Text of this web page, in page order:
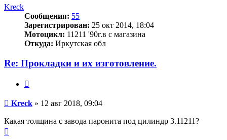
началу
Kreck
Сообщения: 55
Зарегистрирован: 25 окт 2014, 18:04
Мотоцикл: 11211 '90г.в с магазина
Откуда: Иркутская обл
Re: Прокладки и их изготовление.
Сообщение
Kreck » 12 авг 2018, 09:04
Какая толщина с завода паронита под цилиндр 3.11211?